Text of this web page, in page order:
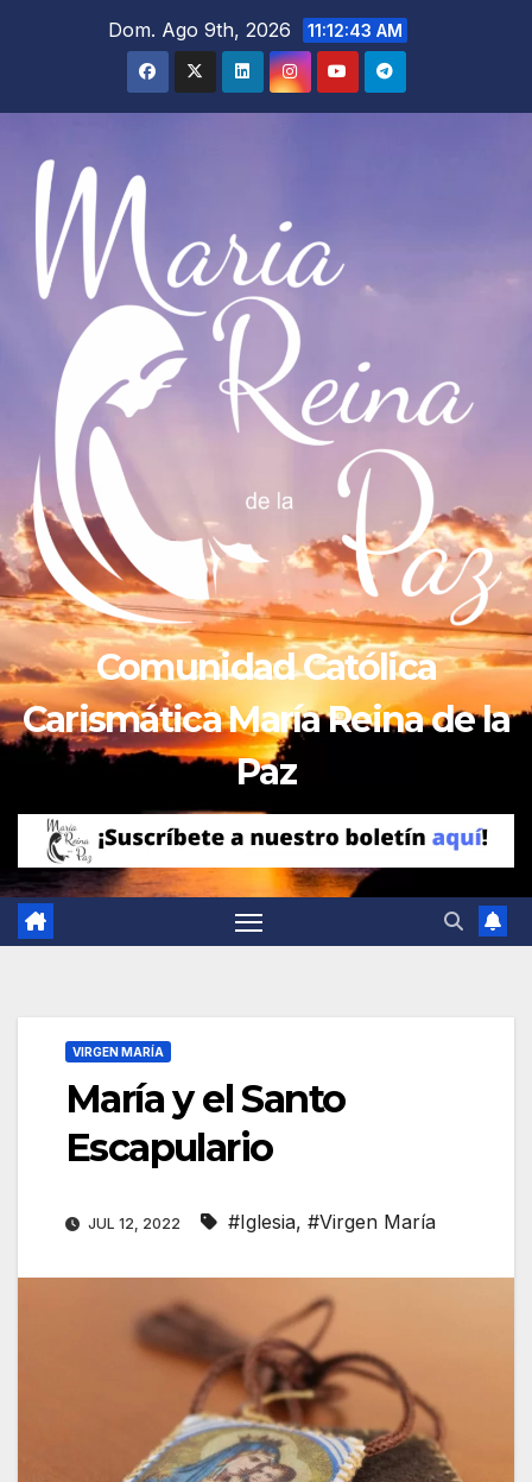
Dom. Ago 9th, 2026 11:12:45 AM
Comunidad Católica
Carismática María Reina de la
Paz
VIRGEN MARÍA
María y el Santo
Escapulario
JUL 12, 2022 #Iglesia, #Virgen María